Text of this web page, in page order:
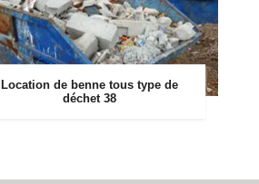
Location de benne tous type de
déchet 38